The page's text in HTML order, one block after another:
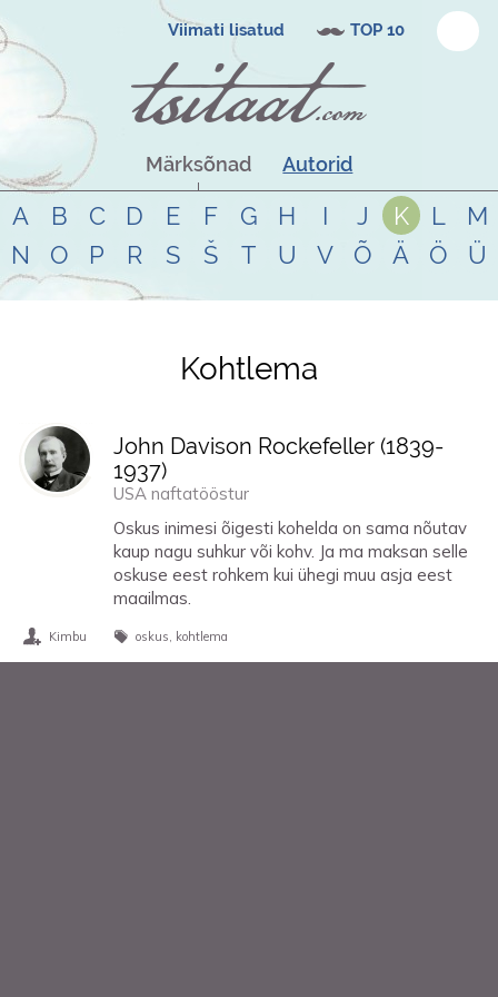
Viimati lisatud TOP 10
Märksõnad Autorid
A B C D E F G H I J K L
M
N
O P R S Š T U V Õ Ä Ö Ü
Tsitaadid teemalkohtlema
Kohtlema
John Davison Rockefeller (1839-
1937)
USA naftatööstur
Oskus inimesi õigesti kohelda on sama nõutav
kaup nagu suhkur või kohv. Ja ma maksan selle
oskuse eest rohkem kui ühegi muu asja eest
maailmas.
Kimbu oskus kohtlema